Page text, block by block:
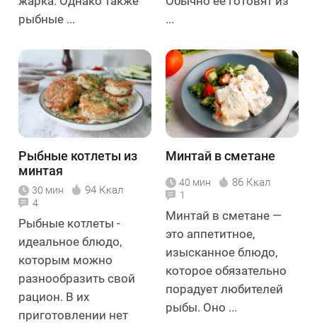
рыбные ...
...
Рыбные котлеты из
минтая
30 мин 94 Ккал
4
Рыбные котлеты -
идеальное блюдо,
которым можно
разнообразить свой
рацион. В их
приготовлении нет
Минтай в сметане
40 мин 86 Ккал
1
Минтай в сметане —
это аппетитное,
изысканное блюдо,
которое обязательно
порадует любителей
рыбы. Оно ...